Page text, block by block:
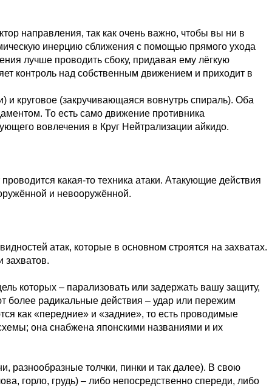
направления, так как очень важно, чтобы вы ни в
инерцию сближения с помощью прямого ухода
лучше проводить сбоку, придавая ему лёгкую
контроль над собственным движением и приходит в
круговое (закручивающаяся вовнутрь спираль). Оба
То есть само движение противника
вовлечения в Круг Нейтрализации айкидо.
какая-то техника атаки. Атакующие действия
и невооружённой.
атак, которые в основном строятся на захватах.
захватов.
которых – парализовать или задержать вашу защиту,
более радикальные действия – удар или пережим
как «передние» и «задние», то есть проводимые
она снабжена японскими названиями и их
разнообразные толчки, пинки и так далее). В свою
горло, грудь) – либо непосредственно спереди, либо